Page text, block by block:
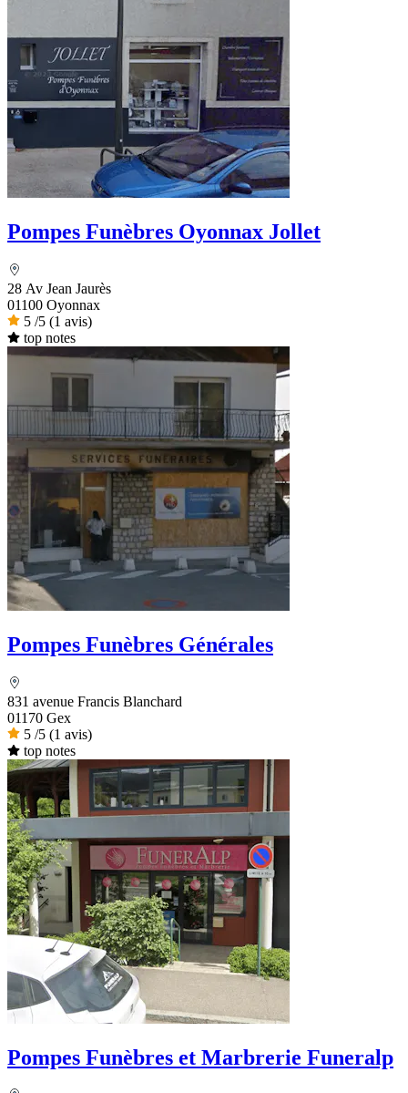
Pompes Funèbres Oyonnax Jollet
28 Av Jean Jaurès
01100 Oyonnax
5 /5 (1 avis)
top notes
Pompes Funèbres Générales
831 avenue Francis Blanchard
01170 Gex
5 /5 (1 avis)
top notes
Pompes Funèbres et Marbrerie Funeralp